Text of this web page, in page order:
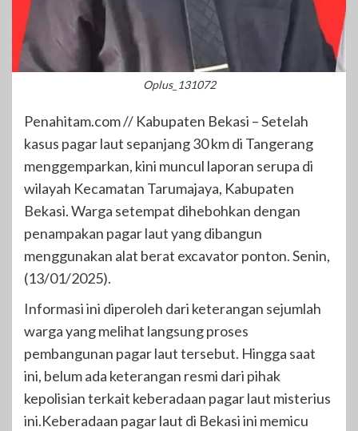
Oplus_131072
Penahitam.com // Kabupaten Bekasi – Setelah
kasus pagar laut sepanjang 30 km di Tangerang
menggemparkan, kini muncul laporan serupa di
wilayah Kecamatan Tarumajaya, Kabupaten
Bekasi. Warga setempat dihebohkan dengan
penampakan pagar laut yang dibangun
menggunakan alat berat excavator ponton. Senin,
(13/01/2025).
Informasi ini diperoleh dari keterangan sejumlah
warga yang melihat langsung proses
pembangunan pagar laut tersebut. Hingga saat
ini, belum ada keterangan resmi dari pihak
kepolisian terkait keberadaan pagar laut misterius
ini.Keberadaan pagar laut di Bekasi ini memicu